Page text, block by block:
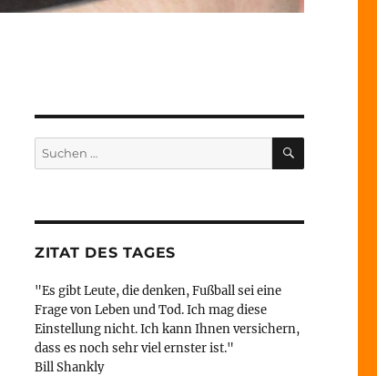
Suche
nach:
SUCHEN
ZITAT DES TAGES
"Es gibt Leute, die denken, Fußball sei eine
Frage von Leben und Tod. Ich mag diese
Einstellung nicht. Ich kann Ihnen versichern,
dass es noch sehr viel ernster ist."
Bill Shankly